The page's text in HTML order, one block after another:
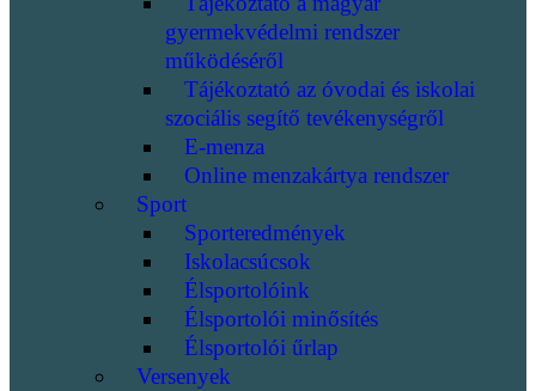
gyermekvédelmi rendszer
működéséről
Tájékoztató az óvodai és iskolai
szociális segítő tevékenységről
E-menza
Online menzakártya rendszer
Sport
Sporteredmények
Iskolacsúcsok
Élsportolóink
Élsportolói minősítés
Élsportolói űrlap
Versenyek